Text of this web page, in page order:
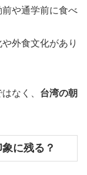
や通学前に食べ
外食文化があり
なく、 台湾の朝
に残る？